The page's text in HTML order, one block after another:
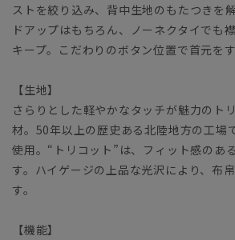
ストを絞り込み、背中生地のもたつきを
ドアップはもちろん、ノーネクタイでも
キープ。こだわりのボタン位置で首元をす
【生地】
さらりとした軽やかなタッチが魅力のト
材。50年以上の歴史ある北陸地方の工場
使用。“トリコット”は、フィット感のあ
す。ハイゲージの上品な光沢により、布
す。
【機能】